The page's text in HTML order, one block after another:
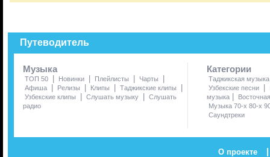
Путеводитель
Музыка
ТОП 50 Новинки Плейлисты Чарты
Афиша Релизы Клипы Таджикские клипы
Узбекские клипы Слушать музыку
Слушать
радио
Категории
Таджикская музыка
Узбекские песни
музыка
Музыка 70-х 80-х
Саундтреки
О проекте |